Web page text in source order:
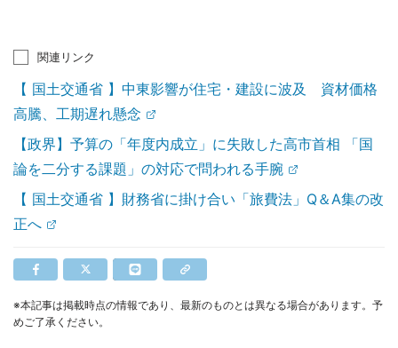
関連リンク
【 国土交通省 】中東影響が住宅・建設に波及 資材価格
高騰、工期遅れ懸念
【政界】予算の「年度内成立」に失敗した高市首相 「国
論を二分する課題」の対応で問われる手腕
【 国土交通省 】財務省に掛け合い「旅費法」Q＆A集の改
正へ
※本記事は掲載時点の情報であり、最新のものとは異なる場合があります。予
めご了承ください。